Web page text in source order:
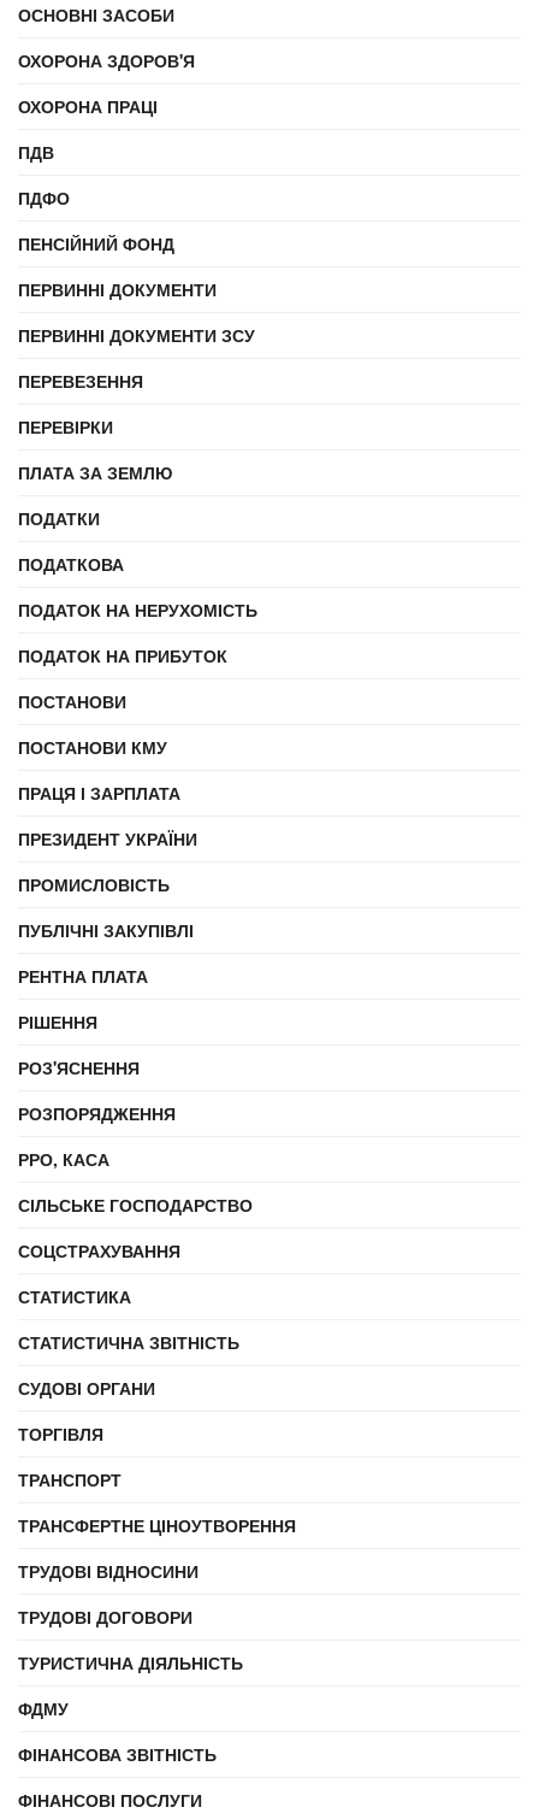
ОСНОВНІ ЗАСОБИ
ОХОРОНА ЗДОРОВ'Я
ОХОРОНА ПРАЦІ
ПДВ
ПДФО
ПЕНСІЙНИЙ ФОНД
ПЕРВИННІ ДОКУМЕНТИ
ПЕРВИННІ ДОКУМЕНТИ ЗСУ
ПЕРЕВЕЗЕННЯ
ПЕРЕВІРКИ
ПЛАТА ЗА ЗЕМЛЮ
ПОДАТКИ
ПОДАТКОВА
ПОДАТОК НА НЕРУХОМІСТЬ
ПОДАТОК НА ПРИБУТОК
ПОСТАНОВИ
ПОСТАНОВИ КМУ
ПРАЦЯ І ЗАРПЛАТА
ПРЕЗИДЕНТ УКРАЇНИ
ПРОМИСЛОВІСТЬ
ПУБЛІЧНІ ЗАКУПІВЛІ
РЕНТНА ПЛАТА
РІШЕННЯ
РОЗ'ЯСНЕННЯ
РОЗПОРЯДЖЕННЯ
РРО, КАСА
СІЛЬСЬКЕ ГОСПОДАРСТВО
СОЦСТРАХУВАННЯ
СТАТИСТИКА
СТАТИСТИЧНА ЗВІТНІСТЬ
СУДОВІ ОРГАНИ
ТОРГІВЛЯ
ТРАНСПОРТ
ТРАНСФЕРТНЕ ЦІНОУТВОРЕННЯ
ТРУДОВІ ВІДНОСИНИ
ТРУДОВІ ДОГОВОРИ
ТУРИСТИЧНА ДІЯЛЬНІСТЬ
ФДМУ
ФІНАНСОВА ЗВІТНІСТЬ
ФІНАНСОВІ ПОСЛУГИ